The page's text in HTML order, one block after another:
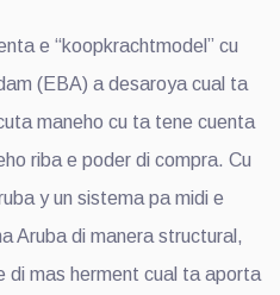
e “koopkrachtmodel” cu
(EBA) a desaroya cual ta
maneho cu ta tene cuenta
riba e poder di compra. Cu
y un sistema pa midi e
Aruba di manera structural,
di mas herment cual ta aporta